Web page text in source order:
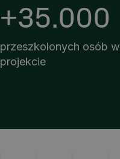
+35.000
przeszkolonych osób w
projekcie